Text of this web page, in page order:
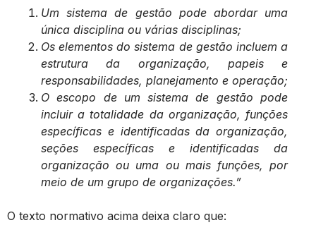
Um sistema de gestão pode abordar uma
única disciplina ou várias disciplinas;
Os elementos do sistema de gestão incluem a
estrutura da organização, papeis e
responsabilidades, planejamento e operação;
O escopo de um sistema de gestão pode
incluir a totalidade da organização, funções
específicas e identificadas da organização,
seções específicas e identificadas da
organização ou uma ou mais funções, por
meio de um grupo de organizações.”
O texto normativo acima deixa claro que: